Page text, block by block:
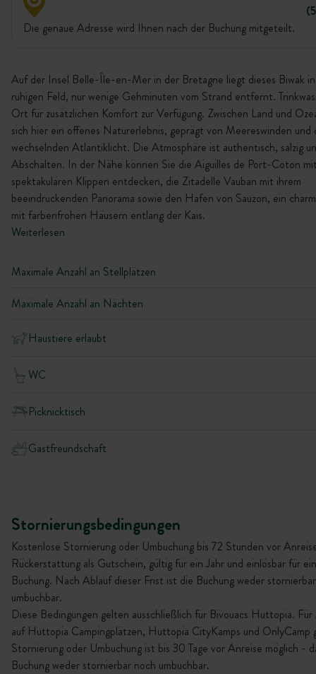
Die genaue Adresse wird Ihnen nach der Buchung mitgeteilt.
Auf der Insel Belle-Île-en-Mer in der Bretagne liegt dieses Biwak
ruhigen Feld, nur wenige Gehminuten vom Strand entfernt.
Ort für zusätzlichen Komfort zur Verfügung. Zwischen Land und
sich hier ein offenes Naturerlebnis, geprägt von Meereswinden und
wechselnden Atlantiklicht. Die Atmosphäre ist authentisch, salzig
Abschalten. In der Nähe können Sie die Aiguilles de Port-Coton
spektakulären Klippen entdecken, die Zitadelle Vauban mit ihrem
beeindruckenden Panorama sowie den Hafen von Sauzon, ein
mit farbenfrohen Häusern entlang der Kais.
Weiterlesen
Maximale Anzahl an Stellplätzen
Maximale Anzahl an Nächten
Haustiere erlaubt
WC
Picknicktisch
Gastfreundschaft
Stornierungsbedingungen
Kostenlose Stornierung oder Umbuchung bis 72 Stunden vor
Rückerstattung als Gutschein, gültig für ein Jahr und einlösbar für
Buchung. Nach Ablauf dieser Frist ist die Buchung weder
umbuchbar.
Diese Bedingungen gelten ausschließlich für Bivouacs Huttopia.
auf Huttopia Campingplätzen, Huttopia CityKamps und OnlyCamp
Stornierung oder Umbuchung ist bis 30 Tage vor Anreise möglich -
Buchung weder stornierbar noch umbuchbar.